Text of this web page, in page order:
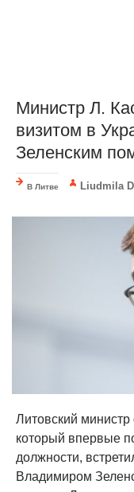
Министр Л.
визитом в
Зеленским
В Литве Liudmila
Литовский
который впервые
должности,
Владимиром